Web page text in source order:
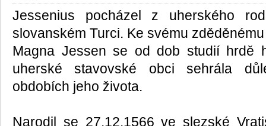
Jessenius pocházel z uherského
slovanském Turci. Ke svému
Magna Jessen se od dob studií hrdě
uherské stavovské obci sehrála
obdobích jeho života.
Narodil se 27.12.1566 ve slezské